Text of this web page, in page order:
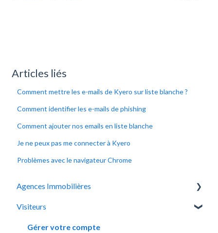
Articles liés
Comment mettre les e-mails de Kyero sur liste blanche ?
Comment identifier les e-mails de phishing
Comment ajouter nos emails en liste blanche
Je ne peux pas me connecter à Kyero
Problèmes avec le navigateur Chrome
Agences Immobilières
Système de Kyero
Gérez vos propriétés
Visiteurs
Gérer votre compte